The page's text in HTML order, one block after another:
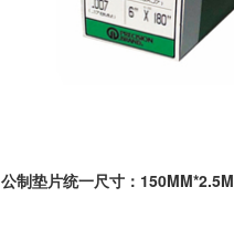
公制垫片统一尺寸：150MM*2.5M